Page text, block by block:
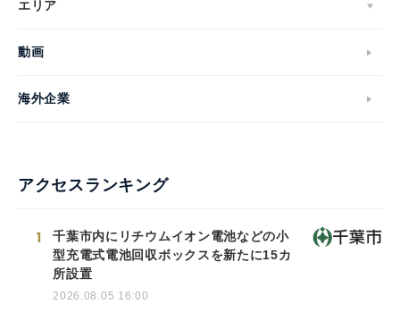
エリア
動画
海外企業
アクセスランキング
1
千葉市内にリチウムイオン電池などの小
型充電式電池回収ボックスを新たに15カ
所設置
2026.08.05 16:00